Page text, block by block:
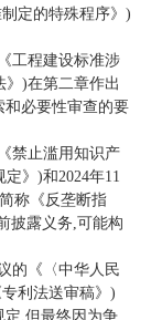
定的特殊程序》)
工程建设标准涉
》)在第二章作出
和必要性审查的要
禁止滥用知识产
》)和2024年11
称《反垄断指
披露义务,可能构
的《〈中华人民
利法送审稿》)
定,但最终因为争